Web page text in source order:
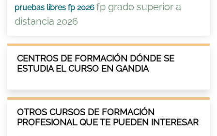
pruebas libres fp 2026 fp grado superior a
distancia 2026
CENTROS DE FORMACIÓN DÓNDE SE
ESTUDIA EL CURSO EN GANDIA
OTROS CURSOS DE FORMACIÓN
PROFESIONAL QUE TE PUEDEN INTERESAR